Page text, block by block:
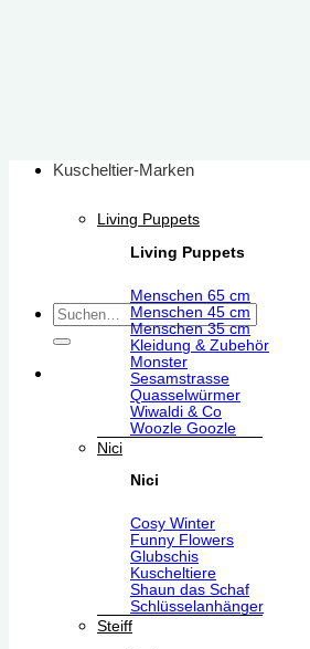
Suchen
nach:
Kuscheltier-Marken
Living Puppets
Living Puppets
Menschen 65 cm
Menschen 45 cm
Menschen 35 cm
Kleidung & Zubehör
Monster
Sesamstrasse
Quasselwürmer
Wiwaldi & Co
Woozle Goozle
Nici
Nici
Cosy Winter
Funny Flowers
Glubschis
Kuscheltiere
Shaun das Schaf
Schlüsselanhänger
Steiff